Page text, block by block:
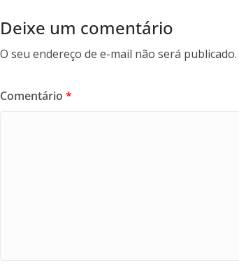
Deixe um comentário
O seu endereço de e-mail não será publicado.
Comentário *